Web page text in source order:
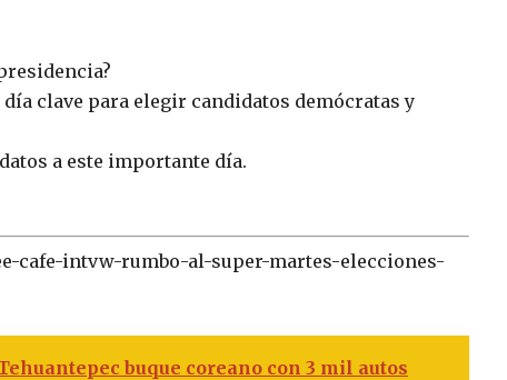
clave para elegir candidatos demócratas y
a este importante día.
cafe-intvw-rumbo-al-super-martes-elecciones-
buque coreano con 3 mil autos